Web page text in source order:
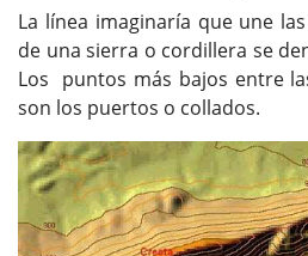
La línea imaginaría que une
de una sierra o cordillera se
Los puntos más bajos entre
son los puertos o collados.